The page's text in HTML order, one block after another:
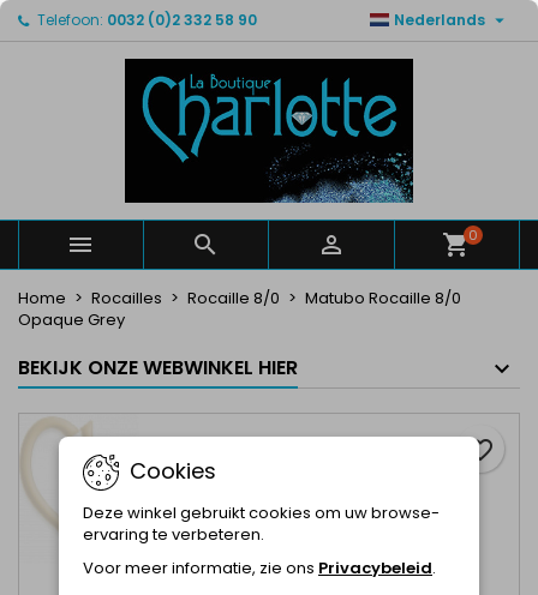
Telefoon: 0032 (0)2 332 58 90 Nederlands 
   0
Home Rocailles Rocaille 8/0
Matubo Rocaille 8/0
Opaque Grey
BEKIJK ONZE WEBWINKEL HIER
favorite_border
Mijn verlanglijsten ×
Maak een lijst
Maak een verlanglijst ×
Verlanglijst naam
Annuleren Maak een verlanglijst
Inloggen ×
U moet ingelogd zijn om producten in uw verlanglijst
Annuleren Inloggen
Cookies
Deze winkel gebruikt cookies om uw browse-
ervaring te verbeteren.
Voor meer informatie, zie ons Privacybeleid.